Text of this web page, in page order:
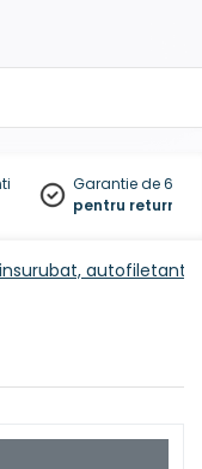
Garantie de 60
pentru
autofiletante